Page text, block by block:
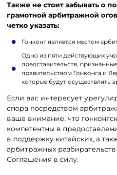
Также не стоит забывать о
грамотной арбитражной
четко указать:
Гонконг является местом
Одно из пяти действующих
представительств,
правительством Гонконга и
которые будут осуществлять
Если вас интересует
спора посредством
ваше внимание, что
компетентны в
в поддержку китайских, а
арбитражных
Соглашения в силу.